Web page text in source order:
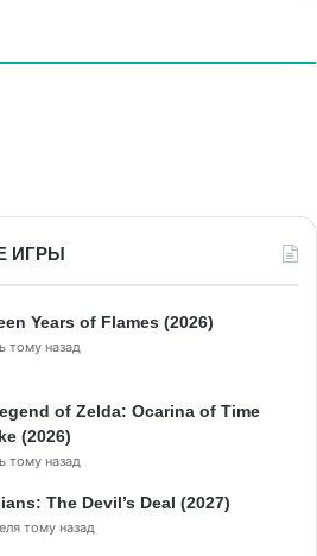
ИГРЫ
Years of Flames (2026)
тому назад
of Zelda: Ocarina of Time
(2026)
тому назад
The Devil’s Deal (2027)
тому назад